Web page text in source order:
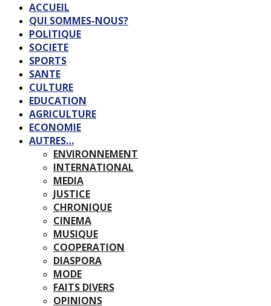
ACCUEIL
QUI SOMMES-NOUS?
POLITIQUE
SOCIETE
SPORTS
SANTE
CULTURE
EDUCATION
AGRICULTURE
ECONOMIE
AUTRES…
ENVIRONNEMENT
INTERNATIONAL
MEDIA
JUSTICE
CHRONIQUE
CINEMA
MUSIQUE
COOPERATION
DIASPORA
MODE
FAITS DIVERS
OPINIONS